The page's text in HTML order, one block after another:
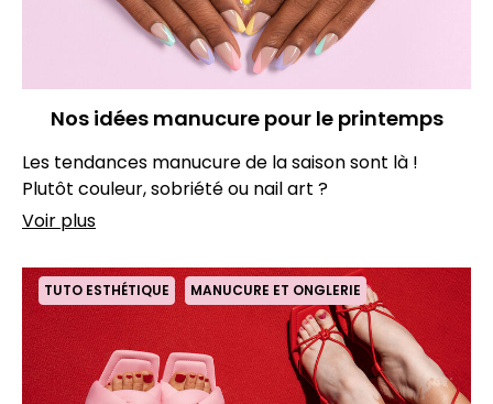
Nos idées manucure pour le printemps
Les tendances manucure de la saison sont là !
Plutôt couleur, sobriété ou nail art ?
Voir plus
TUTO ESTHÉTIQUE MANUCURE ET ONGLERIE